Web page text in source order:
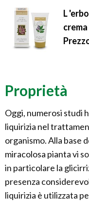
L
Proprietà
Oggi, numerosi studi
liquirizia nel
organismo. Alla base
miracolosa pianta vi
in particolare la
presenza
liquirizia è utilizzata